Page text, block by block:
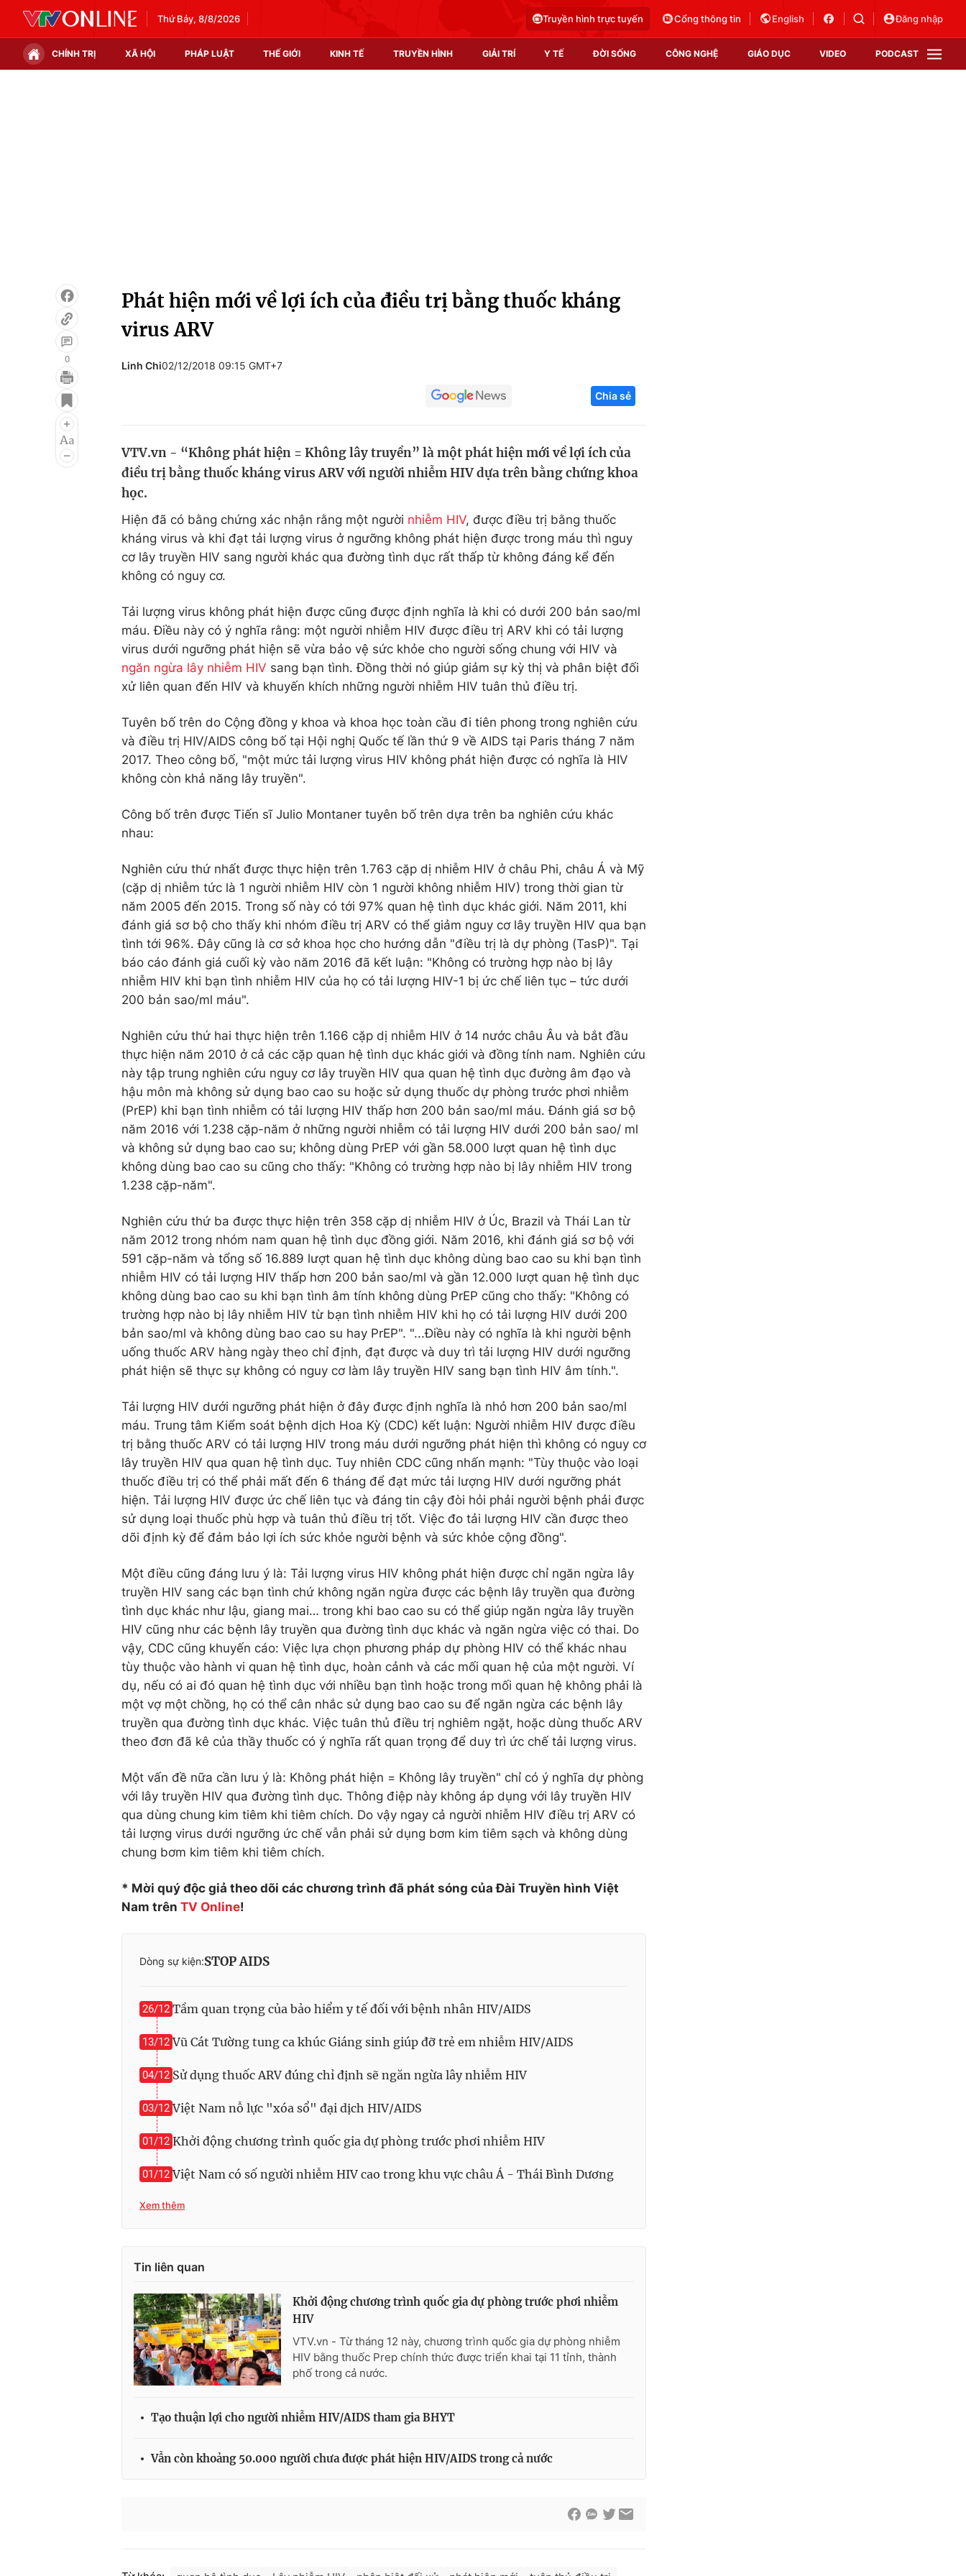
Thứ Bảy, 8/8/2026 Truyền hình trực tuyến Cổng thông tin English Đăng nhập
CHÍNH TRỊ XÃ HỘI PHÁP LUẬT THẾ GIỚI KINH TẾ TRUYỀN HÌNH GIẢI TRÍ Y TẾ ĐỜI SỐNG CÔNG NGHỆ GIÁO DỤC VIDEO PODCAST
Infographic
Điện ảnh
Âm nhạc
Làm đẹp
Chất lượng cuộc sống
Học trực tuyến
Công nghệ
Sản phẩm
Thị trường
0
Phát hiện mới về lợi ích của điều trị bằng thuốc kháng
virus ARV
Linh Chi02/12/2018 09:15 GMT+7
Chia sẻ
VTV.vn - “Không phát hiện = Không lây truyền” là một phát hiện mới về lợi ích của
điều trị bằng thuốc kháng virus ARV với người nhiễm HIV dựa trên bằng chứng khoa
học.
Hiện đã có bằng chứng xác nhận rằng một người nhiễm HIV, được điều trị bằng thuốc
kháng virus và khi đạt tải lượng virus ở ngưỡng không phát hiện được trong máu thì nguy
cơ lây truyền HIV sang người khác qua đường tình dục rất thấp từ không đáng kể đến
không có nguy cơ.
Tải lượng virus không phát hiện được cũng được định nghĩa là khi có dưới 200 bản sao/ml
máu. Điều này có ý nghĩa rằng: một người nhiễm HIV được điều trị ARV khi có tải lượng
virus dưới ngưỡng phát hiện sẽ vừa bảo vệ sức khỏe cho người sống chung với HIV và
ngăn ngừa lây nhiễm HIV sang bạn tình. Đồng thời nó giúp giảm sự kỳ thị và phân biệt đối
xử liên quan đến HIV và khuyến khích những người nhiễm HIV tuân thủ điều trị.
Tuyên bố trên do Cộng đồng y khoa và khoa học toàn cầu đi tiên phong trong nghiên cứu
và điều trị HIV/AIDS công bố tại Hội nghị Quốc tế lần thứ 9 về AIDS tại Paris tháng 7 năm
2017. Theo công bố, "một mức tải lượng virus HIV không phát hiện được có nghĩa là HIV
không còn khả năng lây truyền".
Công bố trên được Tiến sĩ Julio Montaner tuyên bố trên dựa trên ba nghiên cứu khác
nhau:
Nghiên cứu thứ nhất được thực hiện trên 1.763 cặp dị nhiễm HIV ở châu Phi, châu Á và Mỹ
(cặp dị nhiễm tức là 1 người nhiễm HIV còn 1 người không nhiễm HIV) trong thời gian từ
năm 2005 đến 2015. Trong số này có tới 97% quan hệ tình dục khác giới. Năm 2011, khi
đánh giá sơ bộ cho thấy khi nhóm điều trị ARV có thể giảm nguy cơ lây truyền HIV qua bạn
tình tới 96%. Đây cũng là cơ sở khoa học cho hướng dẫn "điều trị là dự phòng (TasP)". Tại
báo cáo đánh giá cuối kỳ vào năm 2016 đã kết luận: "Không có trường hợp nào bị lây
nhiễm HIV khi bạn tình nhiễm HIV của họ có tải lượng HIV-1 bị ức chế liên tục – tức dưới
200 bản sao/ml máu".
Nghiên cứu thứ hai thực hiện trên 1.166 cặp dị nhiễm HIV ở 14 nước châu Âu và bắt đầu
thực hiện năm 2010 ở cả các cặp quan hệ tình dục khác giới và đồng tính nam. Nghiên cứu
này tập trung nghiên cứu nguy cơ lây truyền HIV qua quan hệ tình dục đường âm đạo và
hậu môn mà không sử dụng bao cao su hoặc sử dụng thuốc dự phòng trước phơi nhiễm
(PrEP) khi bạn tình nhiễm có tải lượng HIV thấp hơn 200 bản sao/ml máu. Đánh giá sơ bộ
năm 2016 với 1.238 cặp-năm ở những người nhiễm có tải lượng HIV dưới 200 bản sao/ ml
và không sử dụng bao cao su; không dùng PrEP với gần 58.000 lượt quan hệ tình dục
không dùng bao cao su cũng cho thấy: "Không có trường hợp nào bị lây nhiễm HIV trong
1.238 cặp-năm".
Nghiên cứu thứ ba được thực hiện trên 358 cặp dị nhiễm HIV ở Úc, Brazil và Thái Lan từ
năm 2012 trong nhóm nam quan hệ tình dục đồng giới. Năm 2016, khi đánh giá sơ bộ với
591 cặp-năm và tổng số 16.889 lượt quan hệ tình dục không dùng bao cao su khi bạn tình
nhiễm HIV có tải lượng HIV thấp hơn 200 bản sao/ml và gần 12.000 lượt quan hệ tình dục
không dùng bao cao su khi bạn tình âm tính không dùng PrEP cũng cho thấy: "Không có
trường hợp nào bị lây nhiễm HIV từ bạn tình nhiễm HIV khi họ có tải lượng HIV dưới 200
bản sao/ml và không dùng bao cao su hay PrEP". "...Điều này có nghĩa là khi người bệnh
uống thuốc ARV hàng ngày theo chỉ định, đạt được và duy trì tải lượng HIV dưới ngưỡng
phát hiện sẽ thực sự không có nguy cơ làm lây truyền HIV sang bạn tình HIV âm tính.".
Tải lượng HIV dưới ngưỡng phát hiện ở đây được định nghĩa là nhỏ hơn 200 bản sao/ml
máu. Trung tâm Kiểm soát bệnh dịch Hoa Kỳ (CDC) kết luận: Người nhiễm HIV được điều
trị bằng thuốc ARV có tải lượng HIV trong máu dưới ngưỡng phát hiện thì không có nguy cơ
lây truyền HIV qua quan hệ tình dục. Tuy nhiên CDC cũng nhấn mạnh: "Tùy thuộc vào loại
thuốc điều trị có thể phải mất đến 6 tháng để đạt mức tải lượng HIV dưới ngưỡng phát
hiện. Tải lượng HIV được ức chế liên tục và đáng tin cậy đòi hỏi phải người bệnh phải được
sử dụng loại thuốc phù hợp và tuân thủ điều trị tốt. Việc đo tải lượng HIV cần được theo
dõi định kỳ để đảm bảo lợi ích sức khỏe người bệnh và sức khỏe cộng đồng".
Một điều cũng đáng lưu ý là: Tải lượng virus HIV không phát hiện được chỉ ngăn ngừa lây
truyền HIV sang các bạn tình chứ không ngăn ngừa được các bệnh lây truyền qua đường
tình dục khác như lậu, giang mai… trong khi bao cao su có thể giúp ngăn ngừa lây truyền
HIV cũng như các bệnh lây truyền qua đường tình dục khác và ngăn ngừa việc có thai. Do
vậy, CDC cũng khuyến cáo: Việc lựa chọn phương pháp dự phòng HIV có thể khác nhau
tùy thuộc vào hành vi quan hệ tình dục, hoàn cảnh và các mối quan hệ của một người. Ví
dụ, nếu có ai đó quan hệ tình dục với nhiều bạn tình hoặc trong mối quan hệ không phải là
một vợ một chồng, họ có thể cân nhắc sử dụng bao cao su để ngăn ngừa các bệnh lây
truyền qua đường tình dục khác. Việc tuân thủ điều trị nghiêm ngặt, hoặc dùng thuốc ARV
theo đơn đã kê của thầy thuốc có ý nghĩa rất quan trọng để duy trì ức chế tải lượng virus.
Một vấn đề nữa cần lưu ý là: Không phát hiện = Không lây truyền" chỉ có ý nghĩa dự phòng
với lây truyền HIV qua đường tình dục. Thông điệp này không áp dụng với lây truyền HIV
qua dùng chung kim tiêm khi tiêm chích. Do vậy ngay cả người nhiễm HIV điều trị ARV có
tải lượng virus dưới ngưỡng ức chế vẫn phải sử dụng bơm kim tiêm sạch và không dùng
chung bơm kim tiêm khi tiêm chích.
* Mời quý độc giả theo dõi các chương trình đã phát sóng của Đài Truyền hình Việt
Nam trên TV Online!
Dòng sự kiện:STOP AIDS
26/12 Tầm quan trọng của bảo hiểm y tế đối với bệnh nhân HIV/AIDS
13/12 Vũ Cát Tường tung ca khúc Giáng sinh giúp đỡ trẻ em nhiễm HIV/AIDS
04/12 Sử dụng thuốc ARV đúng chỉ định sẽ ngăn ngừa lây nhiễm HIV
03/12 Việt Nam nỗ lực "xóa sổ" đại dịch HIV/AIDS
01/12 Khởi động chương trình quốc gia dự phòng trước phơi nhiễm HIV
01/12 Việt Nam có số người nhiễm HIV cao trong khu vực châu Á - Thái Bình Dương
Xem thêm
Tin liên quan
Khởi động chương trình quốc gia dự phòng trước phơi nhiễm
HIV
VTV.vn - Từ tháng 12 này, chương trình quốc gia dự phòng nhiễm
HIV bằng thuốc Prep chính thức được triển khai tại 11 tỉnh, thành
phố trong cả nước.
Tạo thuận lợi cho người nhiễm HIV/AIDS tham gia BHYT
Vẫn còn khoảng 50.000 người chưa được phát hiện HIV/AIDS trong cả nước